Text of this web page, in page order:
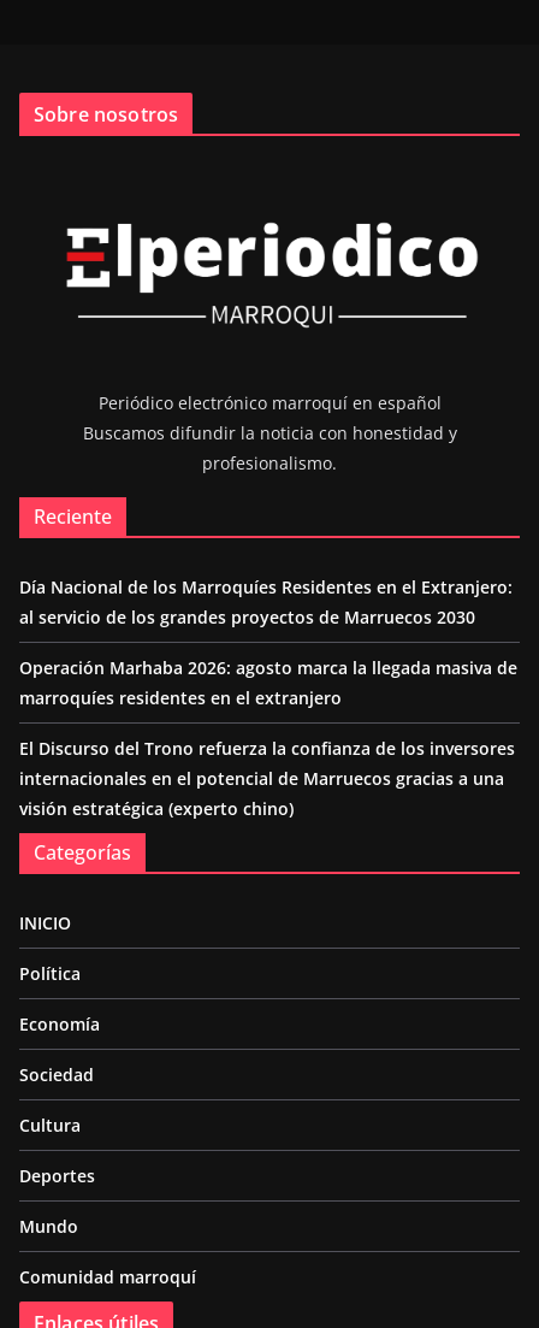
Sobre nosotros
Periódico electrónico marroquí en español
Buscamos difundir la noticia con honestidad y
profesionalismo.
Reciente
Día Nacional de los Marroquíes Residentes en el Extranjero:
al servicio de los grandes proyectos de Marruecos 2030
Operación Marhaba 2026: agosto marca la llegada masiva de
marroquíes residentes en el extranjero
El Discurso del Trono refuerza la confianza de los inversores
internacionales en el potencial de Marruecos gracias a una
visión estratégica (experto chino)
Categorías
INICIO
Política
Economía
Sociedad
Cultura
Deportes
Mundo
Comunidad marroquí